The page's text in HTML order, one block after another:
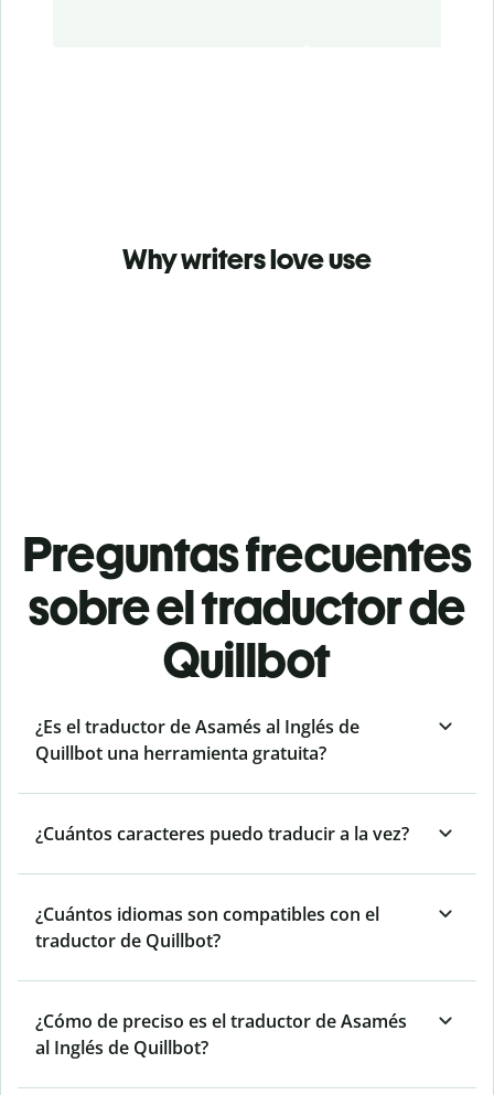
Why writers love use
Preguntas frecuentes
sobre el traductor de
Quillbot
¿Es el traductor de Asamés al Inglés de
Quillbot una herramienta gratuita?
¿Cuántos caracteres puedo traducir a la vez?
¿Cuántos idiomas son compatibles con el
traductor de Quillbot?
¿Cómo de preciso es el traductor de Asamés
al Inglés de Quillbot?